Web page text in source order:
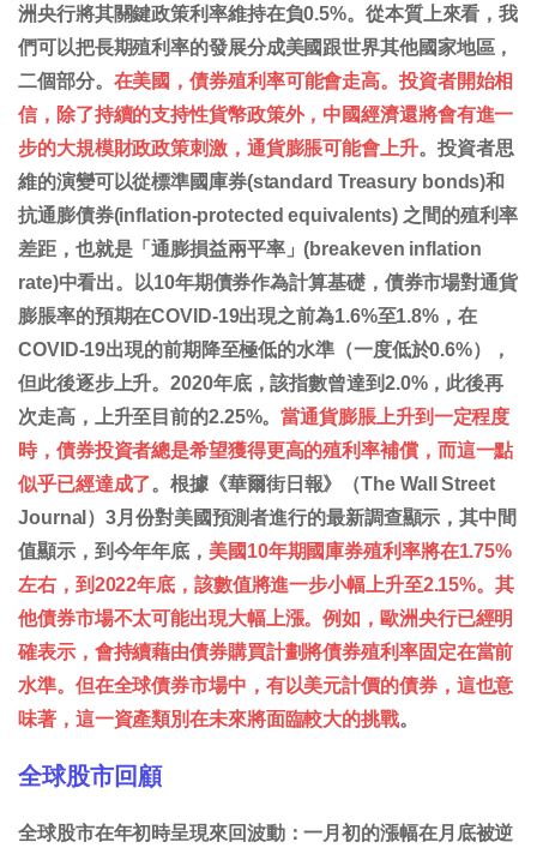
洲央行將其關鍵政策利率維持在負0.5%。從本質上來看，我
們可以把長期殖利率的發展分成美國跟世界其他國家地區，
二個部分。 在美國，債券殖利率可能會走高。投資者開始相
信，除了持續的支持性貨幣政策外，中國經濟還將會有進一
步的大規模財政政策刺激，通貨膨脹可能會上升。投資者思
維的演變可以從標準國庫券(standard Treasury bonds)和
抗通膨債券(inflation-protected equivalents) 之間的殖利率
差距，也就是「通膨損益兩平率」(breakeven inflation
rate)中看出。以10年期債券作為計算基礎，債券市場對通貨
膨脹率的預期在COVID-19出現之前為1.6%至1.8%，在
COVID-19出現的前期降至極低的水準（一度低於0.6%），
但此後逐步上升。2020年底，該指數曾達到2.0%，此後再
次走高，上升至目前的2.25%。當通貨膨脹上升到一定程度
時，債券投資者總是希望獲得更高的殖利率補償，而這一點
似乎已經達成了。根據《華爾街日報》（The Wall Street
Journal）3月份對美國預測者進行的最新調查顯示，其中間
值顯示，到今年年底， 美國10年期國庫券殖利率將在1.75%
左右，到2022年底，該數值將進一步小幅上升至2.15%。其
他債券市場不太可能出現大幅上漲。例如，歐洲央行已經明
確表示，會持續藉由債券購買計劃將債券殖利率固定在當前
水準。但在全球債券市場中，有以美元計價的債券，這也意
味著，這一資產類別在未來將面臨較大的挑戰。
全球股市回顧
全球股市在年初時呈現來回波動：一月初的漲幅在月底被逆